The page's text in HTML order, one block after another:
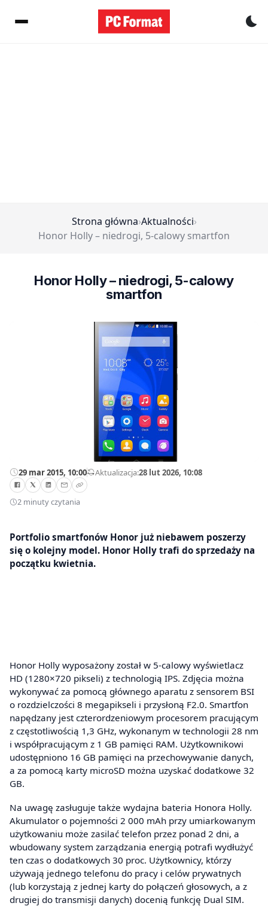
Strona główna›Aktualności›
Honor Holly – niedrogi, 5-calowy smartfon
Honor Holly – niedrogi, 5-calowy
smartfon
29 mar 2015, 10:00—Aktualizacja:28 lut 2026, 10:08
2 minuty czytania
Portfolio smartfonów Honor już niebawem poszerzy
się o kolejny model. Honor Holly trafi do sprzedaży na
początku kwietnia.
Honor Holly wyposażony został w 5-calowy wyświetlacz
HD (1280×720 pikseli) z technologią IPS. Zdjęcia można
wykonywać za pomocą głównego aparatu z sensorem BSI
o rozdzielczości 8 megapikseli i przysłoną F2.0. Smartfon
napędzany jest czterordzeniowym procesorem pracującym
z częstotliwością 1,3 GHz, wykonanym w technologii 28 nm
i współpracującym z 1 GB pamięci RAM. Użytkownikowi
udostępniono 16 GB pamięci na przechowywanie danych,
a za pomocą karty microSD można uzyskać dodatkowe 32
GB.
Na uwagę zasługuje także wydajna bateria Honora Holly.
Akumulator o pojemności 2 000 mAh przy umiarkowanym
użytkowaniu może zasilać telefon przez ponad 2 dni, a
wbudowany system zarządzania energią potrafi wydłużyć
ten czas o dodatkowych 30 proc. Użytkownicy, którzy
używają jednego telefonu do pracy i celów prywatnych
(lub korzystają z jednej karty do połączeń głosowych, a z
drugiej do transmisji danych) docenią funkcję Dual SIM.